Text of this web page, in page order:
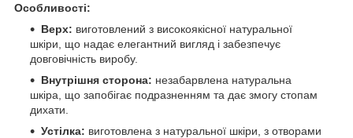
Особливості:
Верх: виготовлений з високоякісної натуральної
шкіри, що надає елегантний вигляд і забезпечує
довговічність виробу.
Внутрішня сторона: незабарвлена натуральна
шкіра, що запобігає подразненням та дає змогу стопам
дихати.
Устілка: виготовлена з натуральної шкіри, з отворами